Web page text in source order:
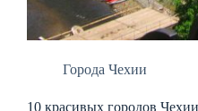
Города Чехии
10 красивых городов Чехии